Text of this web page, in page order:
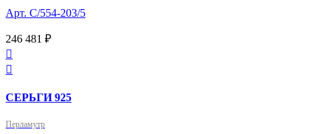
Арт. С/554-203/5
246 481 ₽


СЕРЬГИ 925
Перламутр